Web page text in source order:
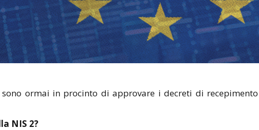
ormai in procinto di approvare i decreti di
NIS 2?